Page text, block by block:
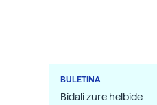
BULETINA
Bidali zure helbide